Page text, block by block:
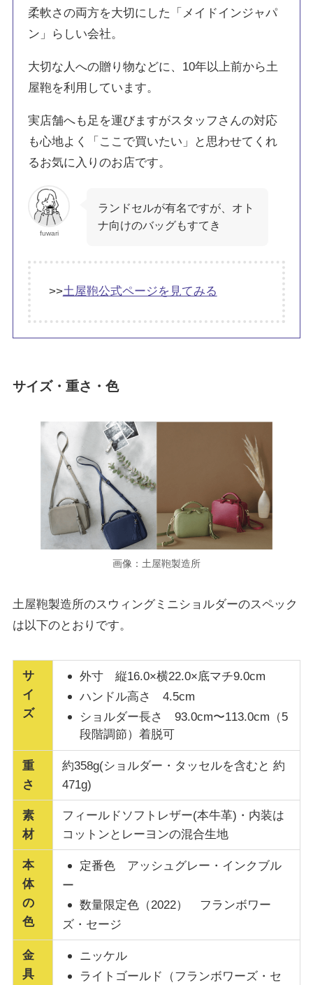
柔軟さの両方を大切にした「メイドインジャパ
ン」らしい会社。
大切な人への贈り物などに、10年以上前から土
屋鞄を利用しています。
実店舗へも足を運びますがスタッフさんの対応
も心地よく「ここで買いたい」と思わせてくれ
るお気に入りのお店です。
fuwari
ランドセルが有名ですが、オト
ナ向けのバッグもすてき
>>土屋鞄公式ページを見てみる
サイズ・重さ・色
画像：土屋鞄製造所
土屋鞄製造所のスウィングミニショルダーのスペック
は以下のとおりです。
サ
イ
ズ
外寸縦16.0×横22.0×底マチ9.0cm
ハンドル高さ 4.5cm
ショルダー長さ 93.0cm〜113.0cm（5
段階調節）着脱可
重
さ
約358g(ショルダー・タッセルを含むと 約
471g)
素
材
フィールドソフトレザー(本牛革)・内装は
コットンとレーヨンの混合生地
本
体
の
色
定番色 アッシュグレー・インクブル
ー
数量限定色（2022） フランボワー
ズ・セージ
金
具
ニッケル
ライトゴールド（フランボワーズ・セ